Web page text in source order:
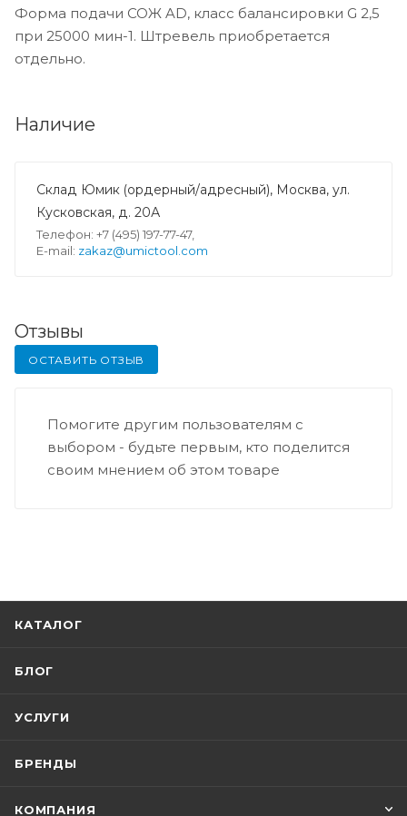
Форма подачи СОЖ AD, класс балансировки G 2,5
при 25000 мин-1. Штревель приобретается
отдельно.
Наличие
Склад Юмик (ордерный/адресный), Москва, ул.
Кусковская, д. 20А
Телефон: +7 (495) 197-77-47,
E-mail: zakaz@umictool.com
Отзывы
ОСТАВИТЬ ОТЗЫВ
Помогите другим пользователям с
выбором - будьте первым, кто поделится
своим мнением об этом товаре
КАТАЛОГ
БЛОГ
УСЛУГИ
БРЕНДЫ
КОМПАНИЯ